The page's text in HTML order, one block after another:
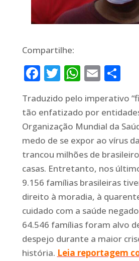
Compartilhe:
Facebook
TwitterEmail
Traduzido pelo imperativo
tão enfatizado por
Organização Mundial da
medo de se expor ao vírus
trancou milhões de
casas. Entretanto, nos
9.156 famílias brasileiras
direito à moradia, à
cuidado com a saúde
64.546 famílias foram alvo
despejo durante a maior
história. Leia reportagem